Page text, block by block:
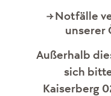
→Notfälle
unserer
Außerhalb
sich
Kaiserberg